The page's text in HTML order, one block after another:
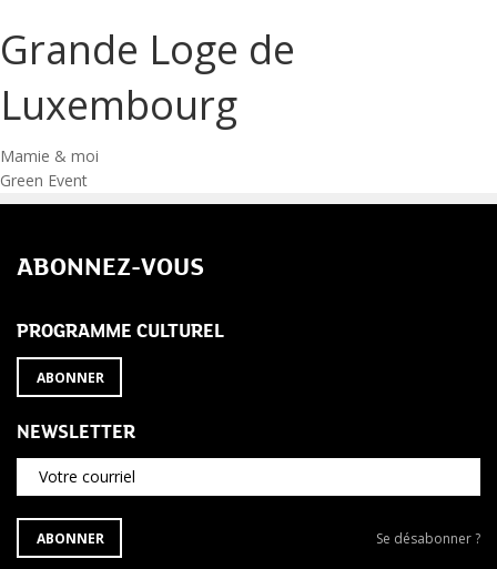
Grande Loge de
Luxembourg
Navigation
de
l’article
Mamie & moi
Green Event
ABONNEZ-VOUS
PROGRAMME CULTUREL
ABONNER
NEWSLETTER
Votre courriel
S'ABONNER
À
ABONNER
Se
Se désabonner ?